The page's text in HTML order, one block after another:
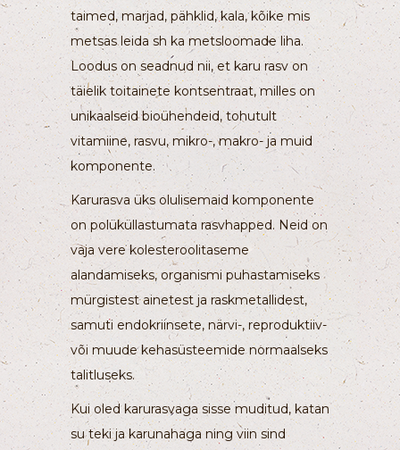
taimed, marjad, pähklid, kala, kõike mis
metsas leida sh ka metsloomade liha.
Loodus on seadnud nii, et karu rasv on
täielik toitainete kontsentraat, milles on
unikaalseid bioühendeid, tohutult
vitamiine, rasvu, mikro-, makro- ja muid
komponente.
Karurasva üks olulisemaid komponente
on polüküllastumata rasvhapped. Neid on
vaja vere kolesteroolitaseme
alandamiseks, organismi puhastamiseks
mürgistest ainetest ja raskmetallidest,
samuti endokriinsete, närvi-, reproduktiiv-
või muude kehasüsteemide normaalseks
talitluseks.
Kui oled karurasvaga sisse muditud, katan
su teki ja karunahaga ning viin sind